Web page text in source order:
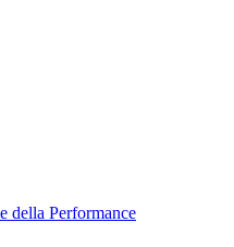
della Performance